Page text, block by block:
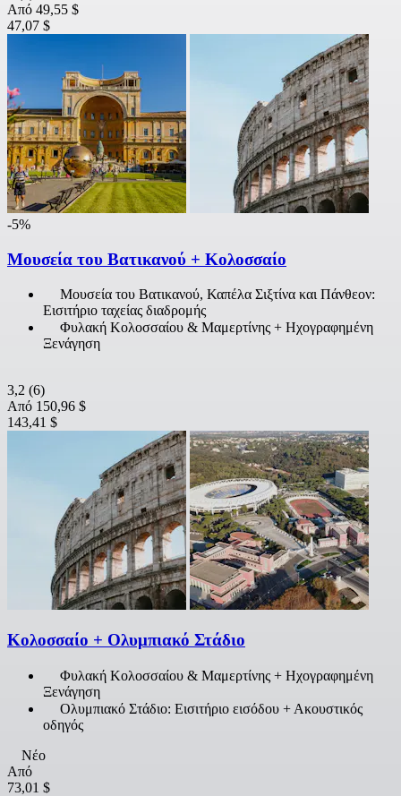
Από 49,55 $
47,07 $
-5%
Μουσεία του Βατικανού + Κολοσσαίο
Μουσεία του Βατικανού, Καπέλα Σιξτίνα και Πάνθεον:
Εισιτήριο ταχείας διαδρομής
Φυλακή Κολοσσαίου & Μαμερτίνης + Ηχογραφημένη
Ξενάγηση
3,2 (6)
Από 150,96 $
143,41 $
Κολοσσαίο + Ολυμπιακό Στάδιο
Φυλακή Κολοσσαίου & Μαμερτίνης + Ηχογραφημένη
Ξενάγηση
Ολυμπιακό Στάδιο: Εισιτήριο εισόδου + Ακουστικός
οδηγός
Νέο
Από
73,01 $